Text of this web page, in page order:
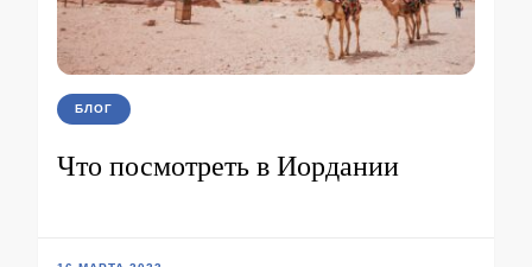
БЛОГ
Что посмотреть в Иордании